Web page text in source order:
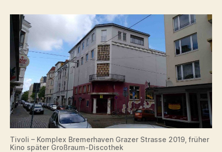
Tivoli – Komplex Bremerhaven Grazer Strasse 2019, früher
Kino später Großraum-Discothek